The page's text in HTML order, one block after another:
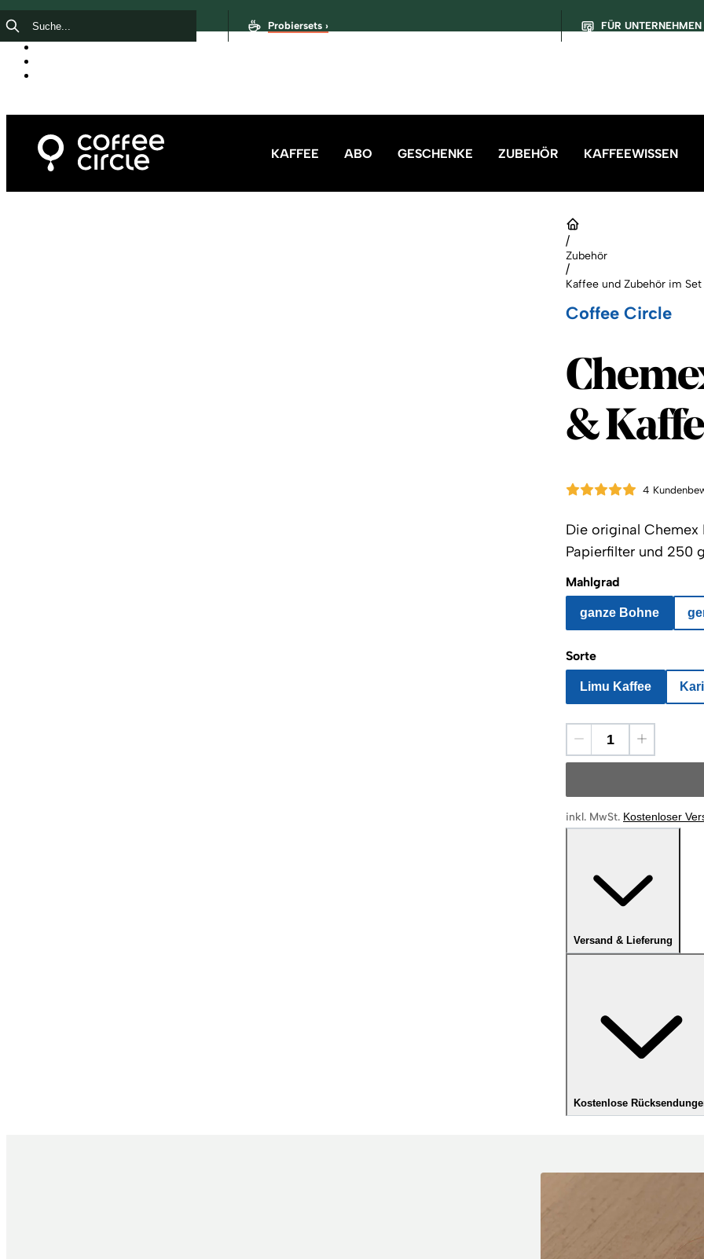
Probiersets › FÜR UNTERNEHMEN
KAFFEE ABO GESCHENKE ZUBEHÖR KAFFEEWISSEN
/
Zubehör
/
Kaffee und Zubehör im Set
Mahlgrad
ganze Bohne
Sorte
Limu Kaffee
Coffee Circle
Coffee
&
4
Die original Chemex
Papierfilter und 250
inkl. MwSt. Kostenloser
Versand & Lieferung
Kostenlose